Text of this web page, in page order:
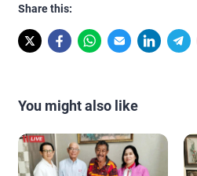
Share this:
You might also like